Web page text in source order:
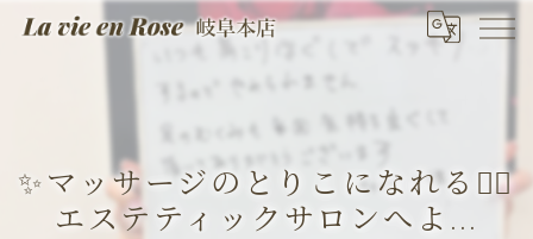
✨マッサージのとりこになれる💆‍♀️
エステティックサロンへよ...